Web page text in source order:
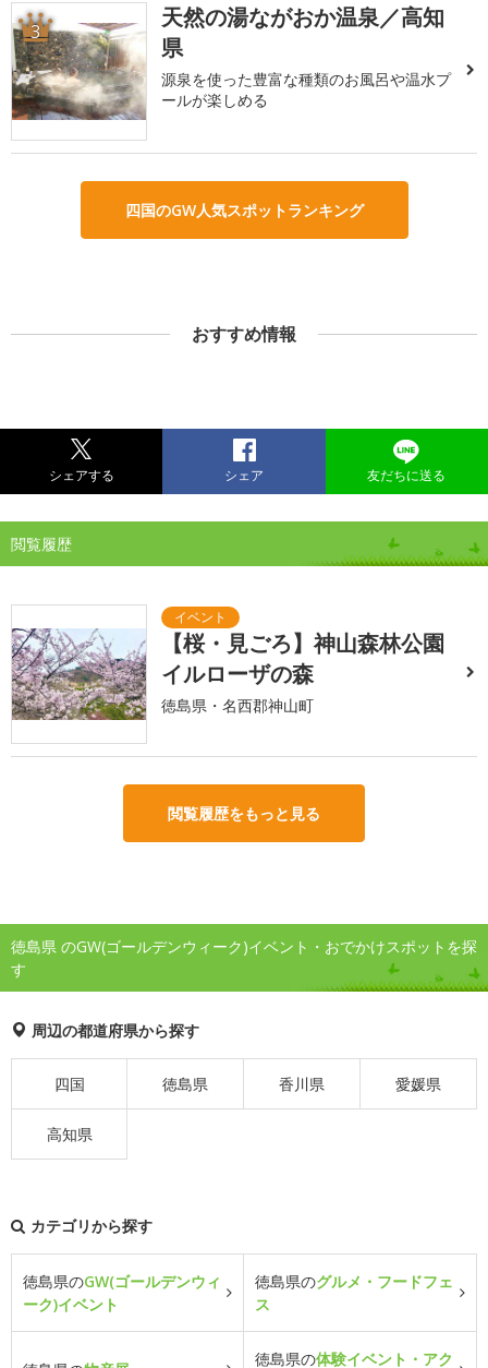
3
天然の湯ながおか温泉／高知
県
源泉を使った豊富な種類のお風呂や温水プ
ールが楽しめる
四国のGW人気スポットランキング
おすすめ情報
シェアする シェア 友だちに送る
閲覧履歴
【桜・見ごろ】神山森林公園
イルローザの森
徳島県・名西郡神山町
閲覧履歴をもっと見る
徳島県 のGW(ゴールデンウィーク)イベント・おでかけスポットを探
す
周辺の都道府県から探す
四国 徳島県 香川県 愛媛県
高知県
カテゴリから探す
徳島県のGW(ゴールデンウィ
ーク)イベント
徳島県のグルメ・フードフェ
ス
徳島県の体験イベント・アク